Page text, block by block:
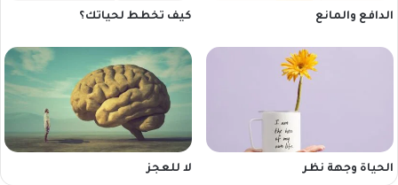
الدافع والمانع كيف تخطط لحياتك؟
الحياة وجهة نظر لا للعجز